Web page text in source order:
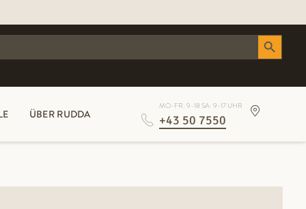
Search Button
ÜBER RUDDA
MO-FR: 9-18 SA: 9-17 UHR
+43 50 7550